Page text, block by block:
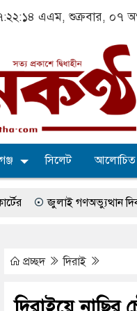
এএম, শুক্রবার, ০৭
সিলেট আলোচিত
গণঅভ্যুত্থান দিবস পালিত
আজ জুলাই গণঅভ্যুত্থান দিবস
ভবনের উদ্বোধন
প্রচ্ছদ দিরাই